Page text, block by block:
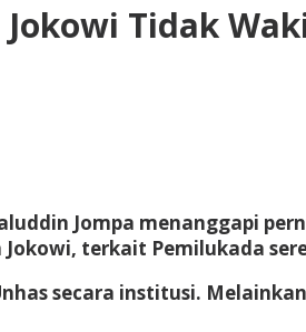
Tidak
Jompa menanggapi
terkait Pemilukada
secara institusi.